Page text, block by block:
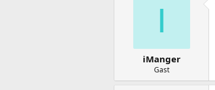
I
iManger
Gast